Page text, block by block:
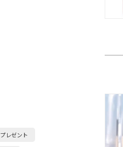
プレゼント